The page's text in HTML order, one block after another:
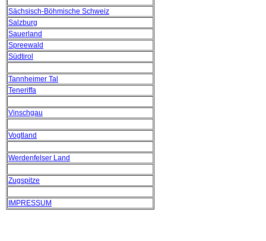
Sächsisch-Böhmische Schweiz
Salzburg
Sauerland
Spreewald
Südtirol
Tannheimer Tal
Teneriffa
Vinschgau
Vogtland
Werdenfelser Land
Zugspitze
IMPRESSUM